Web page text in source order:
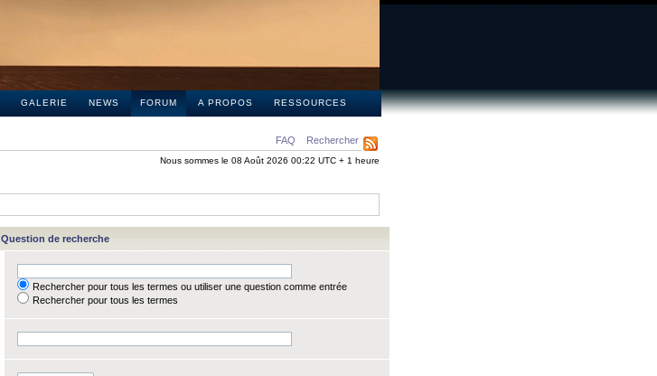
GALERIE NEWS FORUM A PROPOS RESSOURCES
FAQ Rechercher
Nous sommes le 08 Août 2026 00:22 UTC + 1 heure
Question de recherche
Rechercher pour tous les termes ou utiliser une question comme entrée
Rechercher pour tous les termes